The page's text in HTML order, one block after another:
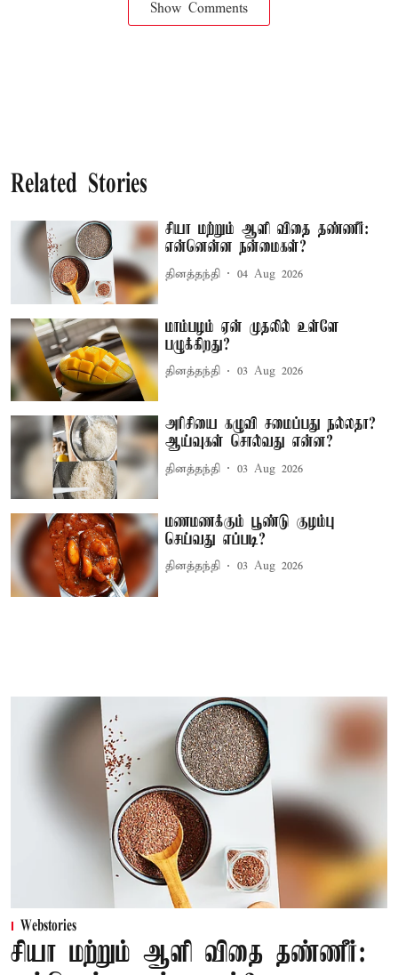
Show Comments
Related Stories
சியா மற்றும் ஆளி விதை தண்ணீர்:
என்னென்ன நன்மைகள்?
தினத்தந்தி 04 Aug 2026
மாம்பழம் ஏன் முதலில் உள்ளே
பழுக்கிறது?
தினத்தந்தி 03 Aug 2026
அரிசியை கழுவி சமைப்பது நல்லதா?
ஆய்வுகள் சொல்வது என்ன?
தினத்தந்தி 03 Aug 2026
மணமணக்கும் பூண்டு குழம்பு
செய்வது எப்படி?
தினத்தந்தி 03 Aug 2026
Webstories
சியா மற்றும் ஆளி விதை தண்ணீர்: